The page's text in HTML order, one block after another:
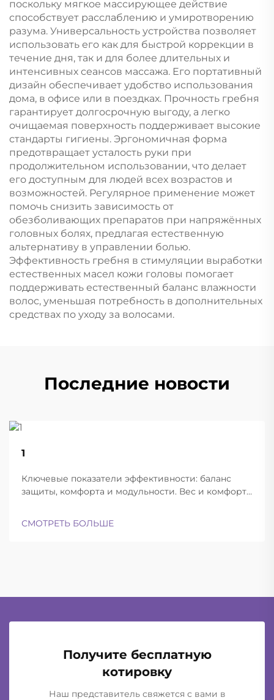
поскольку мягкое массирующее действие
способствует расслаблению и умиротворению
разума. Универсальность устройства позволяет
использовать его как для быстрой коррекции в
течение дня, так и для более длительных и
интенсивных сеансов массажа. Его портативный
дизайн обеспечивает удобство использования
дома, в офисе или в поездках. Прочность гребня
гарантирует долгосрочную выгоду, а легко
очищаемая поверхность поддерживает высокие
стандарты гигиены. Эргономичная форма
предотвращает усталость руки при
продолжительном использовании, что делает
его доступным для людей всех возрастов и
возможностей. Регулярное применение может
помочь снизить зависимость от
обезболивающих препаратов при напряжённых
головных болях, предлагая естественную
альтернативу в управлении болью.
Эффективность гребня в стимуляции выработки
естественных масел кожи головы помогает
поддерживать естественный баланс влажности
волос, уменьшая потребность в дополнительных
средствах по уходу за волосами.
Последние новости
1
Ключевые показатели эффективности: баланс
защиты, комфорта и модульности. Вес и комфорт
шлемы успешно находят баланс между
СМОТРЕТЬ БОЛЬШЕ
Получите бесплатную
котировку
Наш представитель свяжется с вами в